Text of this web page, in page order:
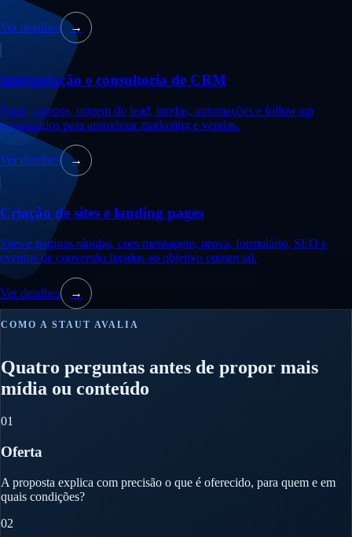
Ver detalhes →
Implantação e consultoria de CRM
Funil, campos, origem do lead, tarefas, automações e follow-up
organizados para aproximar marketing e vendas.
Ver detalhes →
Criação de sites e landing pages
Sites e páginas rápidas, com mensagem, prova, formulário, SEO e
eventos de conversão ligados ao objetivo comercial.
Ver detalhes →
COMO A STAUT AVALIA
Quatro perguntas antes de propor mais
mídia ou conteúdo
01
Oferta
A proposta explica com precisão o que é oferecido, para quem e em
quais condições?
02